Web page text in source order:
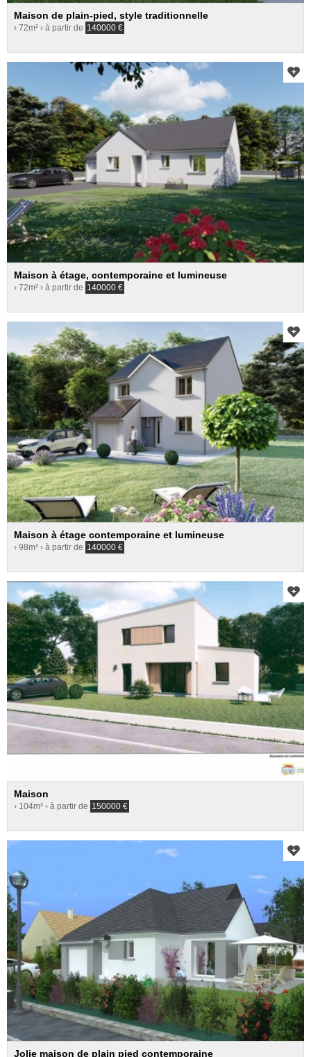
Maison de plain-pied, style traditionnelle
› 72m² › à partir de 140000 €
Maison à étage, contemporaine et lumineuse
› 72m² › à partir de 140000 €
Maison à étage contemporaine et lumineuse
› 98m² › à partir de 140000 €
Maison
› 104m² › à partir de 150000 €
Jolie maison de plain pied contemporaine